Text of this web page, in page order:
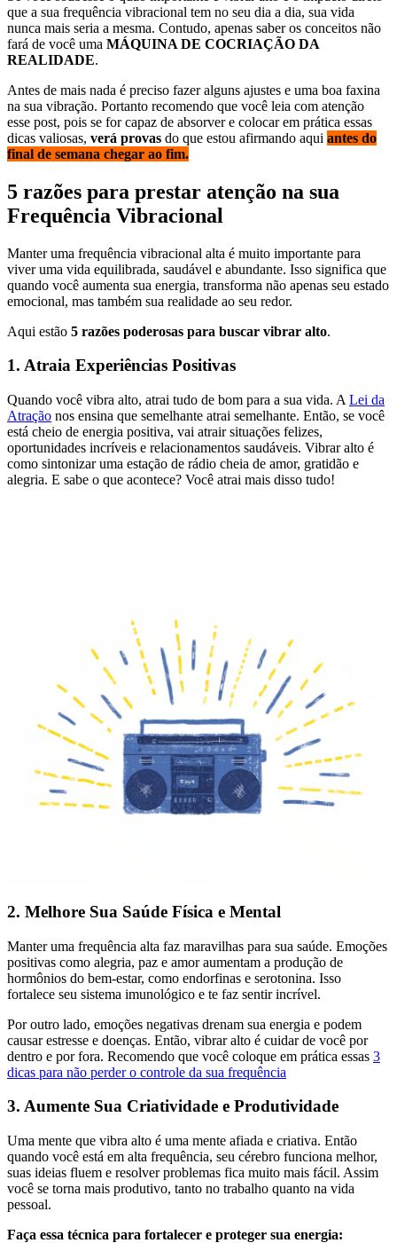
que a sua frequência vibracional tem no seu dia a dia, sua vida
nunca mais seria a mesma. Contudo, apenas saber os conceitos não
fará de você uma MÁQUINA DE COCRIAÇÃO DA
REALIDADE.
Antes de mais nada é preciso fazer alguns ajustes e uma boa faxina
na sua vibração. Portanto recomendo que você leia com atenção
esse post, pois se for capaz de absorver e colocar em prática essas
dicas valiosas, verá provas do que estou afirmando aqui antes do
final de semana chegar ao fim.
5 razões para prestar atenção na sua
Frequência Vibracional
Manter uma frequência vibracional alta é muito importante para
viver uma vida equilibrada, saudável e abundante. Isso significa que
quando você aumenta sua energia, transforma não apenas seu estado
emocional, mas também sua realidade ao seu redor.
Aqui estão 5 razões poderosas para buscar vibrar alto.
1. Atraia Experiências Positivas
Quando você vibra alto, atrai tudo de bom para a sua vida. A Lei da
Atração nos ensina que semelhante atrai semelhante. Então, se você
está cheio de energia positiva, vai atrair situações felizes,
oportunidades incríveis e relacionamentos saudáveis. Vibrar alto é
como sintonizar uma estação de rádio cheia de amor, gratidão e
alegria. E sabe o que acontece? Você atrai mais disso tudo!
2. Melhore Sua Saúde Física e Mental
Manter uma frequência alta faz maravilhas para sua saúde. Emoções
positivas como alegria, paz e amor aumentam a produção de
hormônios do bem-estar, como endorfinas e serotonina. Isso
fortalece seu sistema imunológico e te faz sentir incrível.
Por outro lado, emoções negativas drenam sua energia e podem
causar estresse e doenças. Então, vibrar alto é cuidar de você por
dentro e por fora. Recomendo que você coloque em prática essas 3
dicas para não perder o controle da sua frequência
3. Aumente Sua Criatividade e Produtividade
Uma mente que vibra alto é uma mente afiada e criativa. Então
quando você está em alta frequência, seu cérebro funciona melhor,
suas ideias fluem e resolver problemas fica muito mais fácil. Assim
você se torna mais produtivo, tanto no trabalho quanto na vida
pessoal.
Faça essa técnica para fortalecer e proteger sua energia: